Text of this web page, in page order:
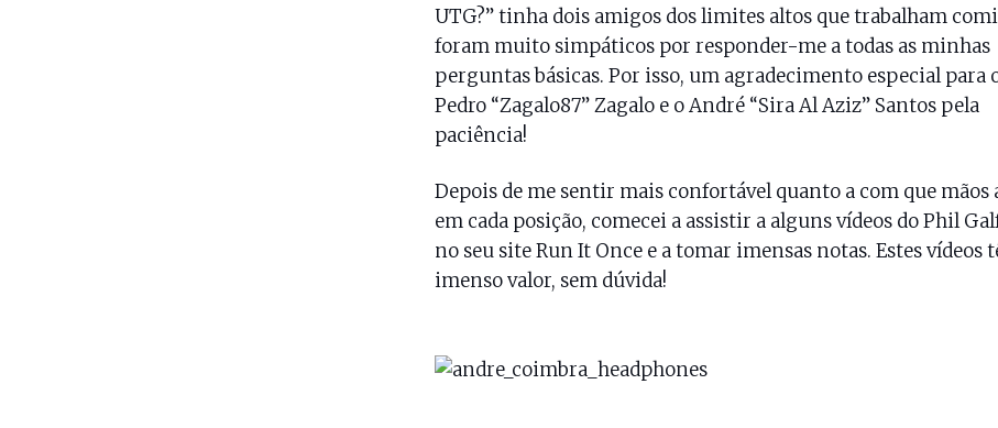
UTG?” tinha dois amigos dos limites altos que trabalham
foram muito simpáticos por responder-me a todas as minhas
perguntas básicas. Por isso, um agradecimento especial para
Pedro “Zagalo87” Zagalo e o André “Sira Al Aziz” Santos pela
paciência!
Depois de me sentir mais confortável quanto a com que mãos
em cada posição, comecei a assistir a alguns vídeos do Phil
no seu site Run It Once e a tomar imensas notas. Estes vídeos
imenso valor, sem dúvida!